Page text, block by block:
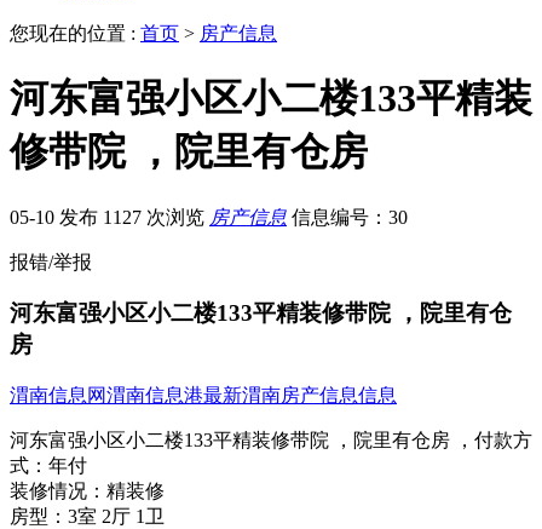
您现在的位置 : 首页 > 房产信息
河东富强小区小二楼133平精装
修带院 ，院里有仓房
05-10 发布 1127 次浏览 房产信息 信息编号：30
报错/举报
河东富强小区小二楼133平精装修带院 ，院里有仓
房
渭南信息网渭南信息港最新渭南房产信息信息
河东富强小区小二楼133平精装修带院 ，院里有仓房 ， 付款方
式： 年付
装修情况： 精装修
房型： 3室 2厅 1卫